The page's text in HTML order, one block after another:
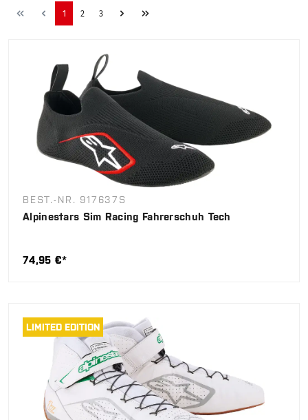
1 2 3
BEST.-NR. 917637S
Alpinestars Sim Racing Fahrerschuh Tech
74,95 €*
LIMITED EDITION